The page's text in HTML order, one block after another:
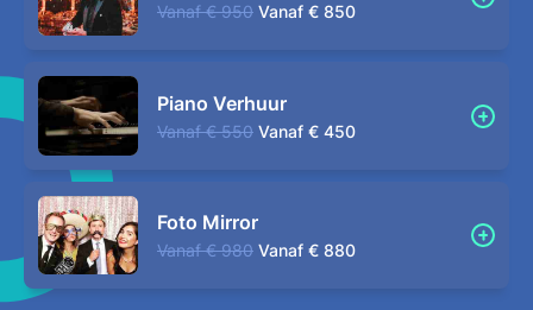
Vanaf € 950 Vanaf € 850
Piano Verhuur
Vanaf € 550 Vanaf € 450
Foto Mirror
Vanaf € 980 Vanaf € 880